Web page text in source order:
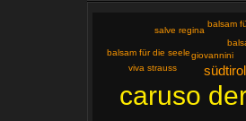
caruso
südtirol
giovannini
viva strauss
balsam für die seele
balsam
salve regina